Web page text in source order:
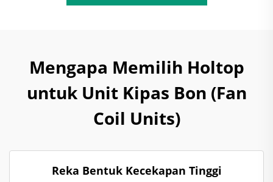
Mengapa Memilih Holtop
untuk Unit Kipas Bon (Fan
Coil Units)
Reka Bentuk Kecekapan Tinggi